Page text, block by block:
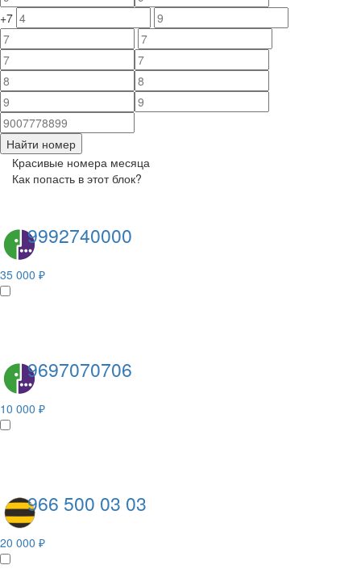
+7
Найти номер
Красивые номера месяца
Как попасть в этот блок?
9992740000
35 000 ₽
9697070706
10 000 ₽
966 500 03 03
20 000 ₽